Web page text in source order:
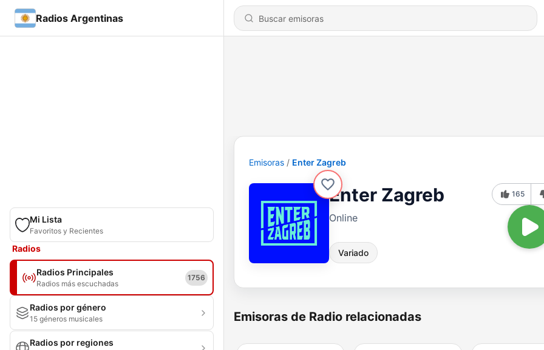
Radios Argentinas
Mi Lista
Favoritos y Recientes
Radios
Radios Principales
Radios más escuchadas
1756
Radios por género
15 géneros musicales
Radios por regiones
Emisoras Enter Zagreb
Enter Zagreb
Online
Variado
165
Emisoras de Radio relacionadas